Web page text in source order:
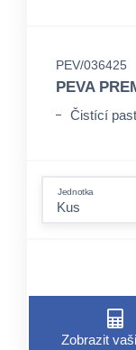
PEV/036425
PEVA
Čistící
Jednotka
Zobrazit